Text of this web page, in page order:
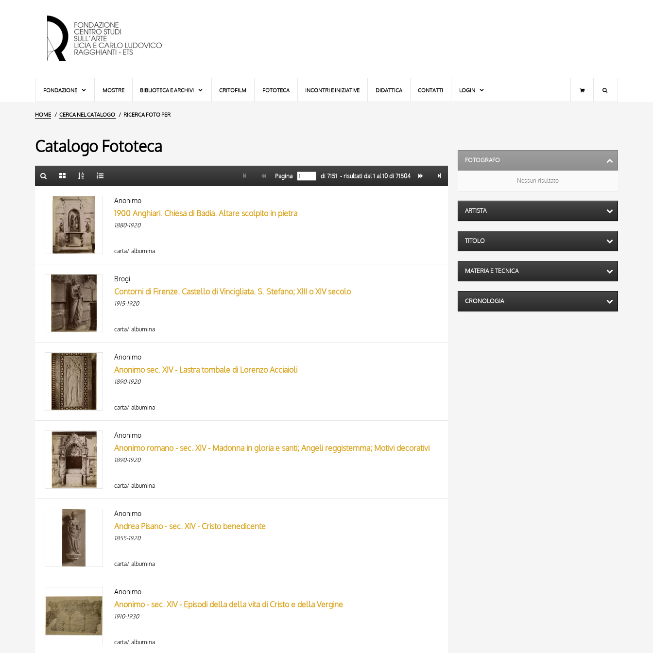
FONDAZIONE MOSTRE BIBLIOTECA E ARCHIVI CRITOFILM FOTOTECA INCONTRI E INIZIATIVE DIDATTICA CONTATTI LOGIN
HOME CERCA NEL CATALOGO RICERCA FOTO PER
Catalogo Fototeca
AUTORE
ARTISTA
MATERIA E TECNICA
DATA
10 RISULTATI
20 RISULTATI
Pagina di 7151 - risultati dal1 al10di 71504
Anonimo
1900 Anghiari. Chiesa di Badia. Altare scolpito in pietra
1880-1920
carta/ albumina
Brogi
Contorni di Firenze. Castello di Vincigliata. S. Stefano; XIII o XIV secolo
1915-1920
carta/ albumina
Anonimo
Anonimo sec. XIV - Lastra tombale di Lorenzo Acciaioli
1890-1920
carta/ albumina
Anonimo
Anonimo romano - sec. XIV - Madonna in gloria e santi; Angeli reggistemma; Motivi decorativi
1890-1920
carta/ albumina
Anonimo
Andrea Pisano - sec. XIV - Cristo benedicente
1855-1920
carta/ albumina
Anonimo
Anonimo - sec. XIV - Episodi della della vita di Cristo e della Vergine
1910-1930
carta/ albumina
FOTOGRAFO
Nessun risultato
ARTISTA
TITOLO
MATERIA E TECNICA
CRONOLOGIA